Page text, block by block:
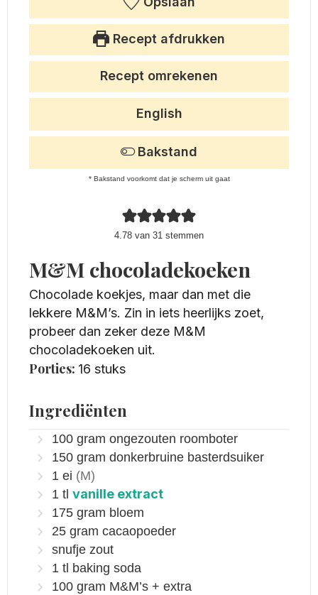
Recept afdrukken
4.78 van 31 stemmen
Recept omrekenen
English
Bakstand
* Bakstand voorkomt dat je scherm uit gaat
M&M chocoladekoeken
Chocolade koekjes, maar dan met die
lekkere M&M’s. Zin in iets heerlijks zoet,
probeer dan zeker deze M&M
chocoladekoeken uit.
Porties: 16 stuks
Ingrediënten
100 gram ongezouten roomboter
150 gram donkerbruine basterdsuiker
1 ei (M)
1 tl vanille extract
175 gram bloem
25 gram cacaopoeder
snufje zout
1 tl baking soda
100 gram M&M’s + extra